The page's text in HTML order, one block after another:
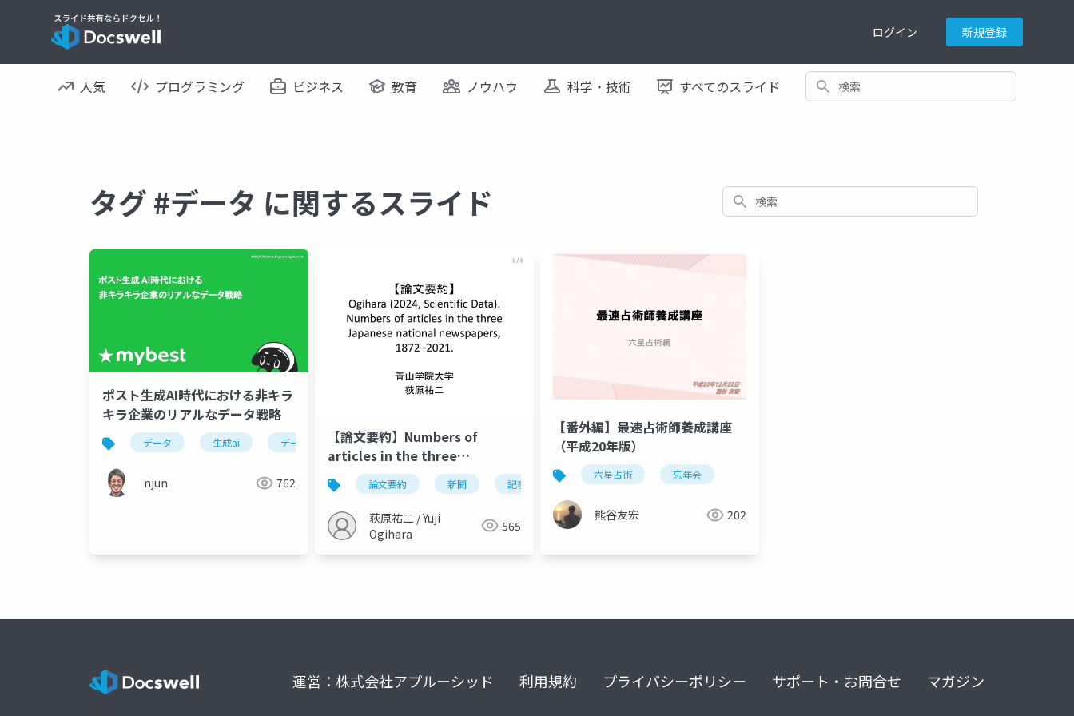
ログイン 新規登録
人気 プログラミング ビジネス 教育 ノウハウ 科学・技術 すべてのスライド 検索
タグ #データ に関するスライド 検索
ポスト生成AI時代における非キラ
キラ企業のリアルなデータ戦略
データ 生成ai データ戦略 分析基盤
njun 762
【論文要約】Numbers of
articles in the three
Japanese national
newspapers, 1872–2021
(Ogihara, 2024, Scientific
Data)
論文要約 新聞 記事数 データ
荻原祐二 / Yuji
Ogihara
565
【番外編】最速占術師養成講座
（平成20年版）
六星占術 忘年会
熊谷友宏 202
運営：株式会社アプルーシッド 利用規約 プライバシーポリシー サポート・お問合せ マガジン